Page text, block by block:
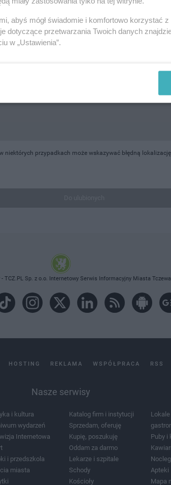
niektórych przypadkach może wskazywać błędną
TCZ.PL Sp. z o.o. Internetowy Serwis Informacyjny Miasta Tczewa
HOSTING REKLAMA WSPÓŁPRACA RSS
Nasze serwisy
i kultura
wydarzeń
Internetowa
i przedszkola
miasta
Katalog firm i instytucji
Sprzedam, oferuję
Kupię, poszukuję
Oddam za darmo
Lekarze i szpitale
Schody
Kościoły
Lokale
Puby i
Apteki
Mapa
abyś mógł świadomie i komfortowo korzystać
dotyczące przetwarzania Twoich danych
w „Ustawienia”.